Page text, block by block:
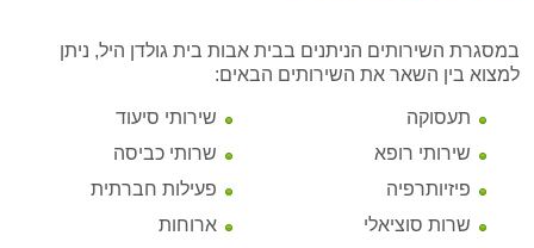
במסגרת השירותים הניתנים בבית אבות בית גולדן היל, ניתן
למצוא בין השאר את השירותים הבאים:
תעסוקה
שירותי רופא
פיזיותרפיה
שרות סוציאלי
שירותי סיעוד
שרותי כביסה
פעילות חברתית
ארוחות